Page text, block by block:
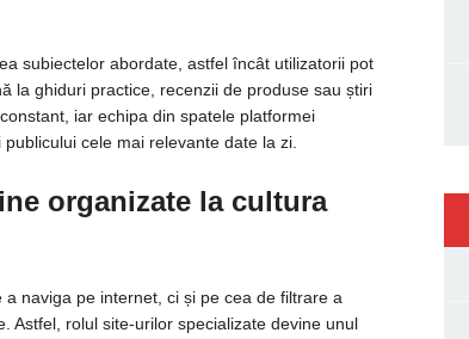
subiectelor abordate, astfel încât utilizatorii pot
la ghiduri practice, recenzii de produse sau știri
iar echipa din spatele platformei
cele mai relevante date la zi.
organizate la cultura
naviga pe internet, ci și pe cea de filtrare a
Astfel, rolul site-urilor specializate devine unul